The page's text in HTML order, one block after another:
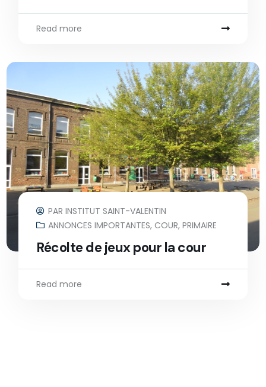
Read more
PARINSTITUT SAINT-VALENTIN
ANNONCES IMPORTANTES, COUR,PRIMAIRE
Récolte de jeux pour la cour
Read more